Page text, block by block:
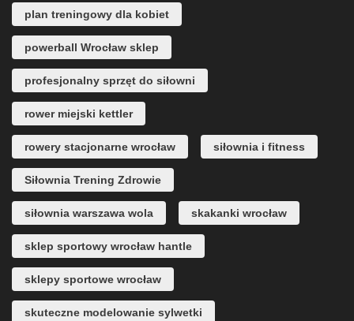
plan treningowy dla kobiet
powerball Wrocław sklep
profesjonalny sprzęt do siłowni
rower miejski kettler
rowery stacjonarne wrocław siłownia i fitness
Siłownia Trening Zdrowie
siłownia warszawa wola skakanki wrocław
sklep sportowy wrocław hantle
sklepy sportowe wrocław
skuteczne modelowanie sylwetki